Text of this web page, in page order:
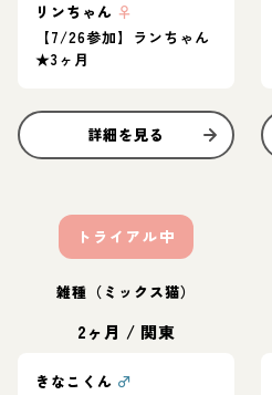
リンちゃん ♀
【7/26参加】ランちゃん
★3ヶ月
詳細を見る
トライアル中
雑種（ミックス猫）
2ヶ月 / 関東
きなこくん ♂